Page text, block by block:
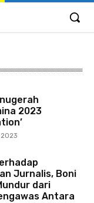
2023
Jurnalis, Boni
dari
Antara